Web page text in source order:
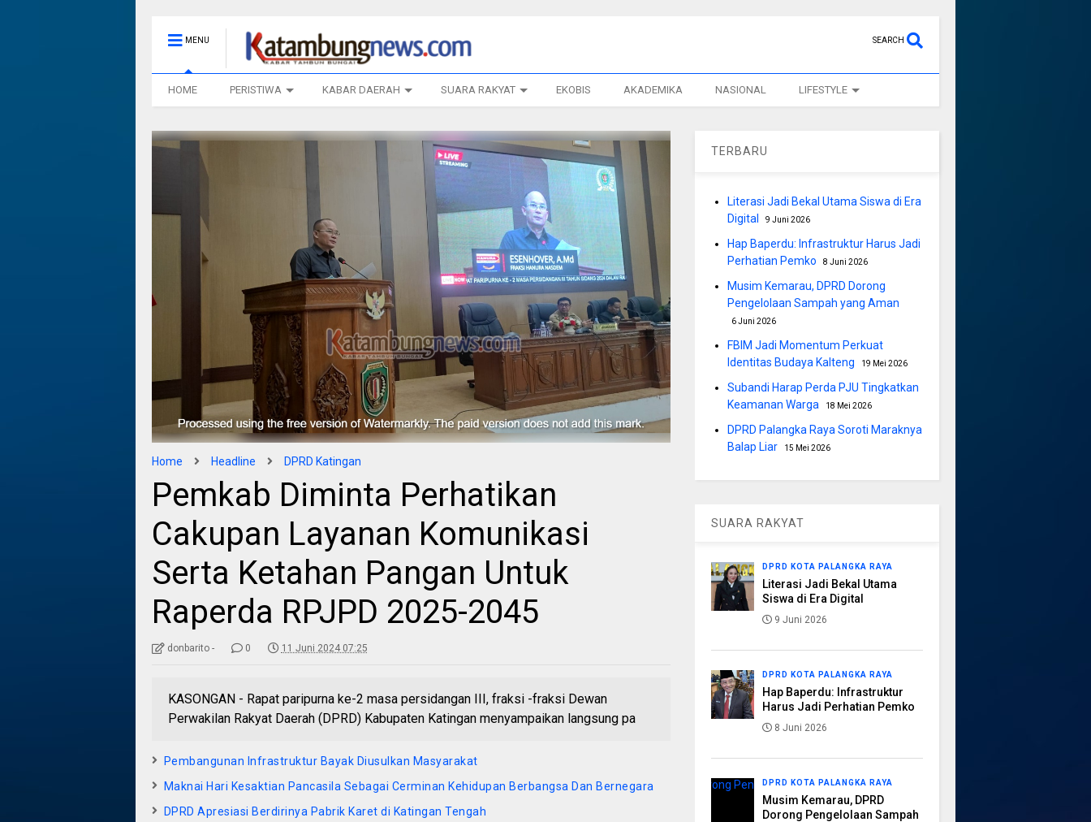
MENU SEARCH
HOME PERISTIWA KABAR DAERAH SUARA RAKYAT EKOBIS AKADEMIKA NASIONAL LIFESTYLE
Home Headline DPRD Katingan
Pemkab Diminta Perhatikan
Cakupan Layanan Komunikasi
Serta Ketahan Pangan Untuk
Raperda RPJPD 2025-2045
donbarito - 0 11 Juni 2024 07:25
KASONGAN - Rapat paripurna ke-2 masa persidangan III, fraksi -fraksi Dewan
Perwakilan Rakyat Daerah (DPRD) Kabupaten Katingan menyampaikan langsung pa
Pembangunan Infrastruktur Bayak Diusulkan Masyarakat
Maknai Hari Kesaktian Pancasila Sebagai Cerminan Kehidupan Berbangsa Dan Bernegara
DPRD Apresiasi Berdirinya Pabrik Karet di Katingan Tengah
TERBARU
Literasi Jadi Bekal Utama Siswa di Era
Digital
9 Juni 2026
Hap Baperdu: Infrastruktur Harus Jadi
Perhatian Pemko
8 Juni 2026
Musim Kemarau, DPRD Dorong
Pengelolaan Sampah yang Aman
6 Juni 2026
FBIM Jadi Momentum Perkuat
Identitas Budaya Kalteng
19 Mei 2026
Subandi Harap Perda PJU Tingkatkan
Keamanan Warga
18 Mei 2026
DPRD Palangka Raya Soroti Maraknya
Balap Liar
15 Mei 2026
SUARA RAKYAT
DPRD KOTA PALANGKA RAYA
Literasi Jadi Bekal Utama
Siswa di Era Digital
9 Juni 2026
DPRD KOTA PALANGKA RAYA
Hap Baperdu: Infrastruktur
Harus Jadi Perhatian Pemko
8 Juni 2026
DPRD KOTA PALANGKA RAYA
Musim Kemarau, DPRD
Dorong Pengelolaan Sampah